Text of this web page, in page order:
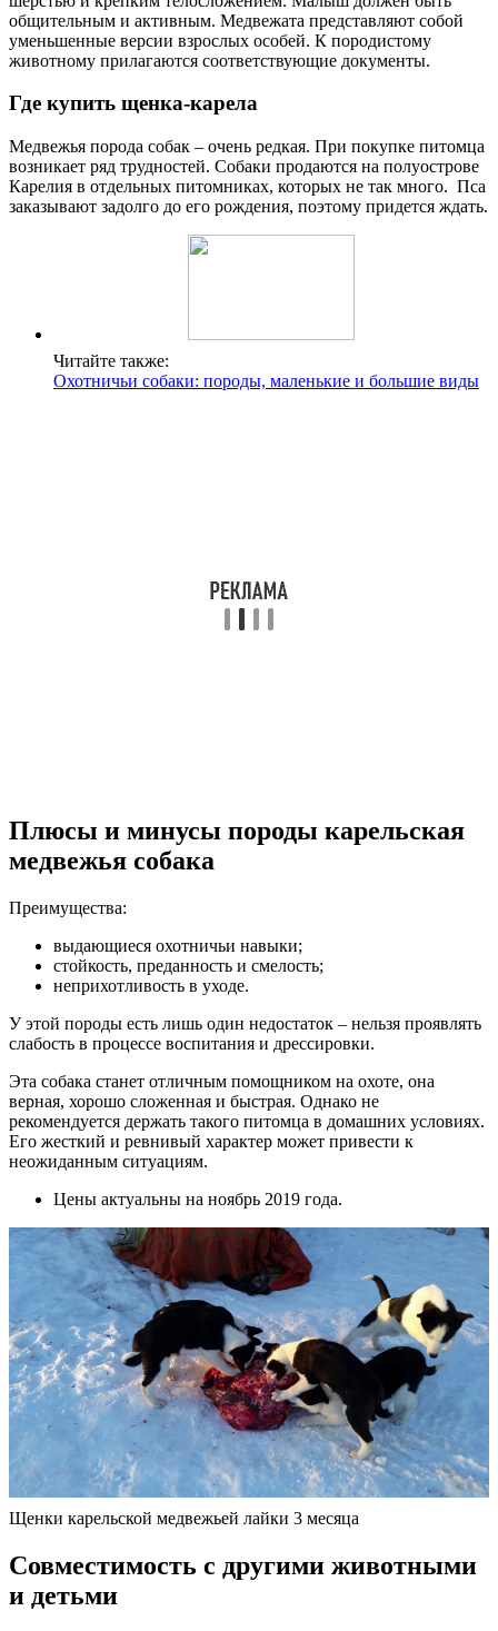
общительным и активным. Медвежата представляют собой
уменьшенные версии взрослых особей. К породистому
животному прилагаются соответствующие документы.
Где купить щенка-карела
Медвежья порода собак – очень редкая. При покупке питомца
возникает ряд трудностей. Собаки продаются на полуострове
Карелия в отдельных питомниках, которых не так много. Пса
заказывают задолго до его рождения, поэтому придется ждать.
Читайте также:
Охотничьи собаки: породы, маленькие и большие виды
Плюсы и минусы породы карельская
медвежья собака
Преимущества:
выдающиеся охотничьи навыки;
стойкость, преданность и смелость;
неприхотливость в уходе.
У этой породы есть лишь один недостаток – нельзя проявлять
слабость в процессе воспитания и дрессировки.
Эта собака станет отличным помощником на охоте, она
верная, хорошо сложенная и быстрая. Однако не
рекомендуется держать такого питомца в домашних условиях.
Его жесткий и ревнивый характер может привести к
неожиданным ситуациям.
Цены актуальны на ноябрь 2019 года.
Щенки карельской медвежьей лайки 3 месяца
Совместимость с другими животными
и детьми